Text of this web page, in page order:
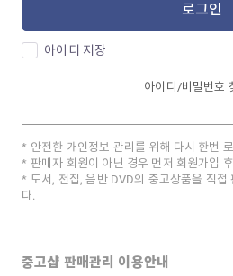
로그인
아이디 저장
아이디/비밀번호
안전한 개인정보 관리를 위해 다시 한번
판매자 회원이 아닌 경우 먼저 회원가입
도서, 전집, 음반 DVD의 중고상품을 직접
다.
중고샵 판매관리 이용안내